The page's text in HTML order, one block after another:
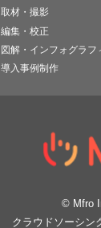
取材・撮影
編集・校正
図解・インフォグラフ
導入事例制作
© Mfro
クラウドソーシン